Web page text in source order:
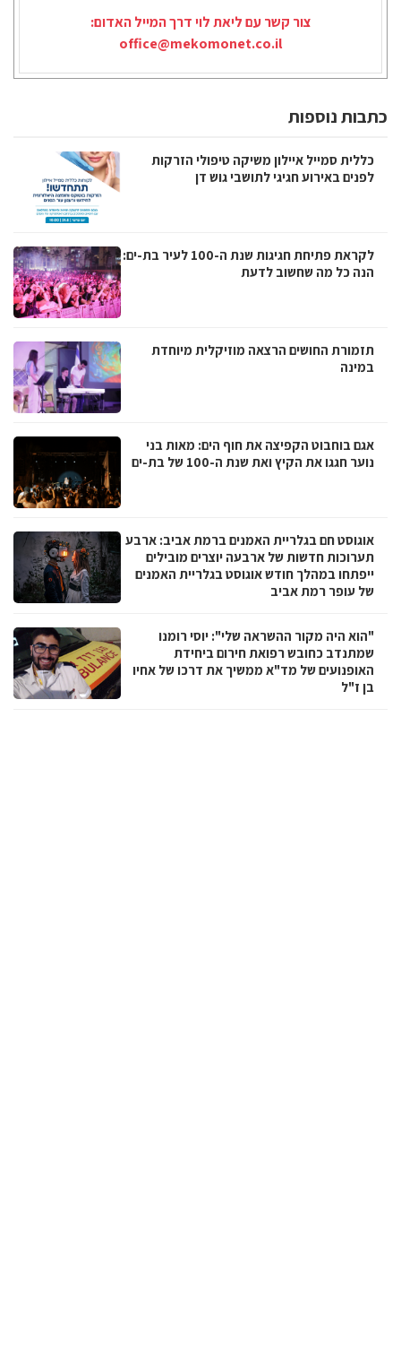
צור קשר עם ליאת לוי דרך המייל האדום:
office@mekomonet.co.il
כתבות נוספות
כללית סמייל איילון משיקה טיפולי הזרקות
לפנים באירוע חגיגי לתושבי גוש דן
לקראת פתיחת חגיגות שנת ה-100 לעיר בת-ים:
הנה כל מה שחשוב לדעת
תזמורת החושים הרצאה מוזיקלית מיוחדת
במינה
אגם בוחבוט הקפיצה את חוף הים: מאות בני
נוער חגגו את הקיץ ואת שנת ה-100 של בת-ים
אוגוסט חם בגלריית האמנים ברמת אביב: ארבע
תערוכות חדשות של ארבעה יוצרים מובילים
ייפתחו במהלך חודש אוגוסט בגלריית האמנים
של עופר רמת אביב
"הוא היה מקור ההשראה שלי": יוסי רומנו
שמתנדב כחובש רפואת חירום ביחידת
האופנועים של מד"א ממשיך את דרכו של אחיו
בן ז"ל